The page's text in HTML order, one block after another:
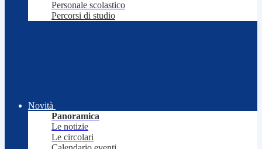
Personale scolastico
Percorsi di studio
Novità
Panoramica
Le notizie
Le circolari